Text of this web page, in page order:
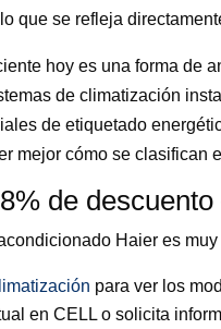
que se refleja
hoy es una forma de
de climatización
de etiquetado
mejor cómo se clasifican
de
Haier es
para ver los
en CELL o solicita